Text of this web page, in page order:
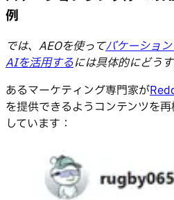
例
では、AEOを使ってバケーショ
AIを活用するには具体的にどう
あるマーケティング専門家が
を提供できるようコンテンツを
しています：